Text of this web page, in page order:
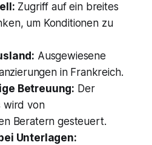
Zugriff auf ein breites
um Konditionen zu
Ausgewiesene
in Frankreich.
Betreuung: Der
wird von
Beratern gesteuert.
Unterlagen: